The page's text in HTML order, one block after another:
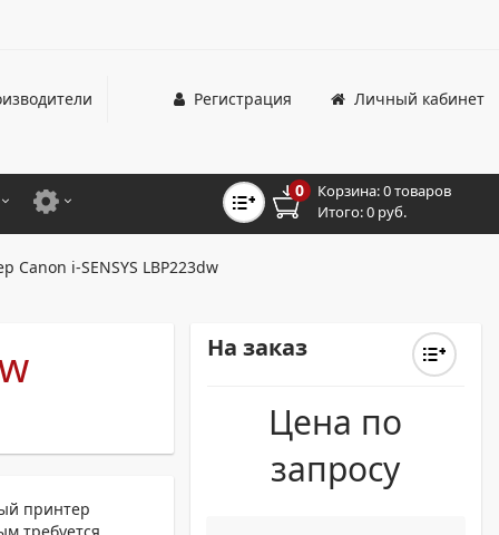
Личный кабинет
Регистрация
ПРИНТЕРЫ
ДЛЯ ШИРОКОФОРМАТНЫХ СИСТЕМ
0 Корзина:0 товаров
Итого:0 руб.
Canon i-SENSYS LBP223dw
принтер
На заказ
Цена по
запросу